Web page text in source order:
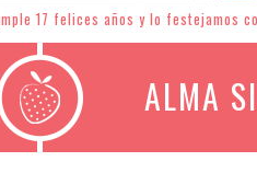
17 felices años y lo festejamos
ALMA